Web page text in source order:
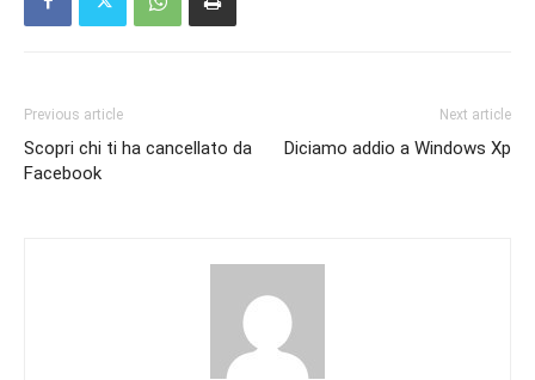
Previous article
Scopri chi ti ha cancellato da
Facebook
Next article
Diciamo addio a Windows Xp